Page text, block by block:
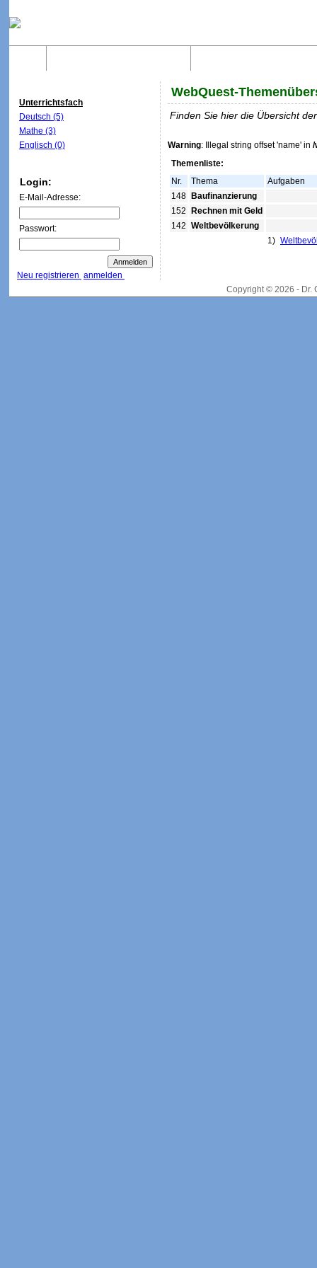
Unterrichtsfach
Deutsch (5)
Mathe (3)
Englisch (0)
Login:
E-Mail-Adresse:
Passwort:
Neu registrieren anmelden
WebQuest-
Finden Sie hier die Übersicht
Warning: Illegal string offset 'name' in /
Themenliste:
Nr.
Thema
Aufgaben
148
Baufinanzierung
152
Rechnen mit Geld
142 Weltbevölkerung
1)
Copyright © 2026 - Dr.